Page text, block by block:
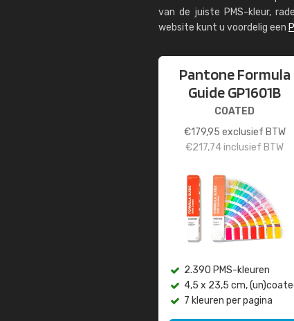
van de juiste PMS-kleur,
website kunt u voordelig een
Pantone Formula
Guide GP1601B
COATED
€179,95 exclusief BTW
€217,74inclusief BTW
2.390 PMS-kleuren
4,5 x 23,5 cm,
7 kleuren per pagina